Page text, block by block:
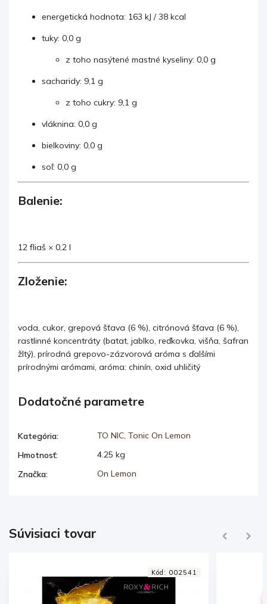
energetická hodnota: 163 kJ / 38 kcal
tuky: 0,0 g
z toho nasýtené mastné kyseliny: 0,0 g
sacharidy: 9,1 g
z toho cukry: 9,1 g
vláknina: 0,0 g
bielkoviny: 0,0 g
soľ: 0,0 g
Balenie:
12 fliaš × 0,2 l
Zloženie:
voda, cukor, grepová šťava (6 %), citrónová šťava (6 %),
rastlinné koncentráty (batat, jablko, reďkovka, višňa, šafran
žltý), prírodná grepovo-zázvorová aróma s ďalšími
prírodnými arómami, aróma: chinín, oxid uhličitý
Dodatočné parametre
Kategória: TO NIC Tonic On Lemon
Hmotnosť:
4.25 kg
Značka: On Lemon
Súvisiaci tovar Previous
Kód:002632
Next